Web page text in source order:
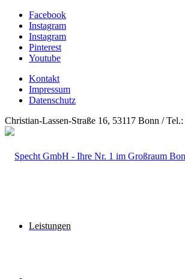
Facebook
Instagram
Instagram
Pinterest
Youtube
Kontakt
Impressum
Datenschutz
Christian-Lassen-Straße 16, 53117 Bonn / Tel.:
Leistungen